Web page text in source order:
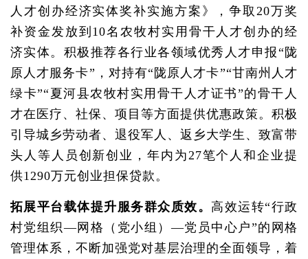
人才创办经济实体奖补实施方案》，争取20万奖
补资金发放到10名农牧村实用骨干人才创办的经
济实体。积极推荐各行业各领域优秀人才申报“陇
原人才服务卡”，对持有“陇原人才卡”“甘南州人才
绿卡”“夏河县农牧村实用骨干人才证书”的骨干人
才在医疗、社保、项目等方面提供优惠政策。积极
引导城乡劳动者、退役军人、返乡大学生、致富带
头人等人员创新创业，年内为27笔个人和企业提
供1290万元创业担保贷款。
拓展平台载体提升服务群众质效。高效运转“行政
村党组织—网格（党小组）—党员中心户”的网格
管理体系，不断加强党对基层治理的全面领导，着